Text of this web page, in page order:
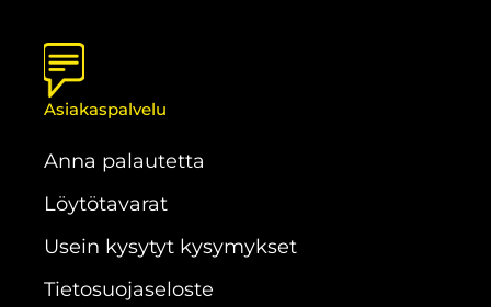
Asiakaspalvelu
Anna palautetta
Löytötavarat
Usein kysytyt kysymykset
Tietosuojaseloste